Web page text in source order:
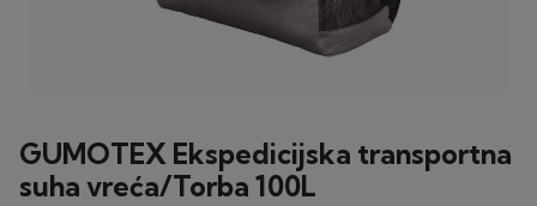
GUMOTEX Ekspedicijska transportna
suha vreća/Torba 100L